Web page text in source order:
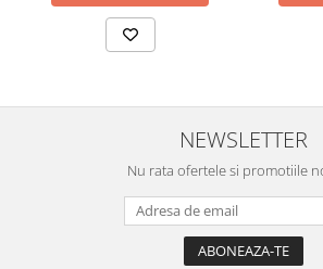
NEWSLETTER
Nu rata ofertele si promotiile